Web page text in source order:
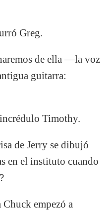
Greg.
de ella —la voz
guitarra:
Timothy.
de Jerry se dibujó
en el instituto cuando
empezó a